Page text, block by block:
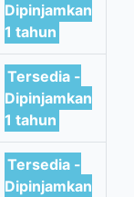
Dipinjamkan
1 tahun
Tersedia -
Dipinjamkan
1 tahun
Tersedia -
Dipinjamkan